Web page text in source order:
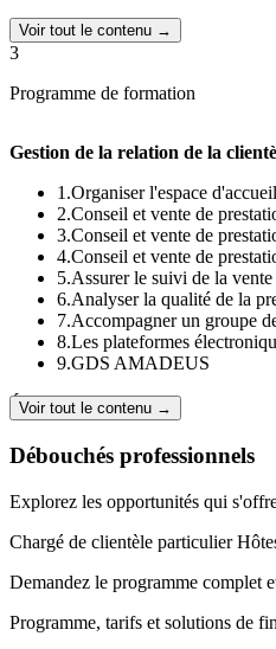
Voir tout le contenu →
3
Programme de formation
Gestion de la relation de la
1.Organiser l'espace d'accueil
2.Conseil et vente de
3.Conseil et vente de
4.Conseil et vente de
5.Assurer le suivi de la vente
6.Analyser la qualité de la
7.Accompagner un groupe
8.Les plateformes
9.GDS AMADEUS
Élaboration d’une prestation
1.Analyser le cadre de
2.Réaliser le diagnostic
4.Concevoir une prestation
5.Concevoir une prestation
6.Communiquer autour
7.Distribuer une prestation
8.Méthodologie de
Gestion de l'information
Voir tout le contenu →
Débouchés professionnels
Explorez les opportunités qui
Chargé de clientèle particulier
Demandez le programme complet
Programme, tarifs et solutions de